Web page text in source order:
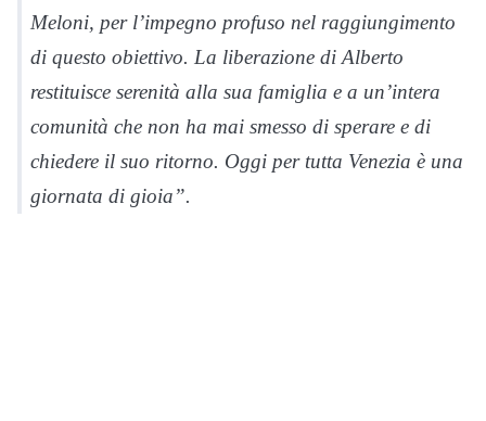
Meloni, per l’impegno profuso nel raggiungimento
di questo obiettivo. La liberazione di Alberto
restituisce serenità alla sua famiglia e a un’intera
comunità che non ha mai smesso di sperare e di
chiedere il suo ritorno. Oggi per tutta Venezia è una
giornata di gioia”.